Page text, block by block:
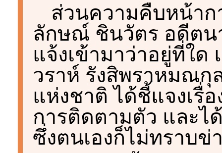
ส่วนความคืบหน้าก
ลักษณ์ ชินวัตร อดีตน
แจ้งเข้ามาว่าอยู่ที่ใด
วราห์ รังสิพราหมณกุ
แห่งชาติ ได้ชี้แจงเรื่
การติดตามตัว และไ
ซึ่งตนเองก็ไม่ทราบข่